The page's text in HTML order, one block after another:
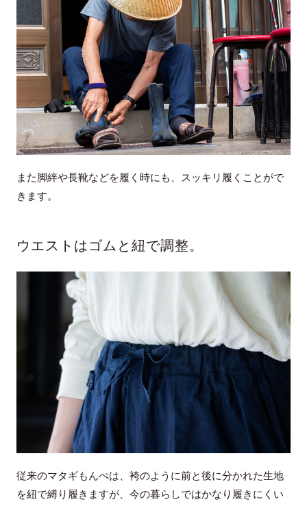
また脚絆や長靴などを履く時にも、スッキリ履くことがで
きます。
ウエストはゴムと紐で調整。
従来のマタギもんぺは、袴のように前と後に分かれた生地
を紐で縛り履きますが、今の暮らしではかなり履きにくい